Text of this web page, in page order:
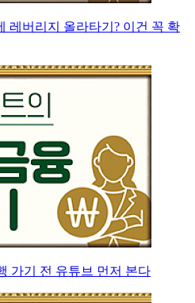
레버리지 올라타기? 이건 꼭 확
가기 전 유튜브 먼저 본다